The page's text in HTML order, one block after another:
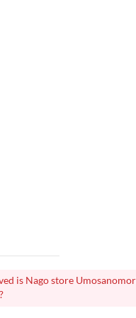
is Nago store